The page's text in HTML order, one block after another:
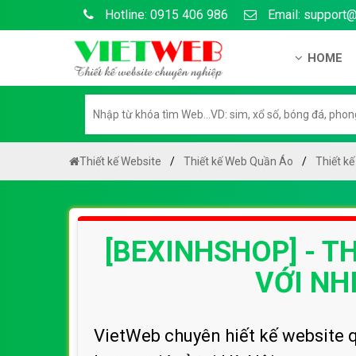
Hotline: 0915 406 986 Email:
HOME
Hướng
Chính
Chính
Liên hệ
Thiết kế Website Thiết kế Web Quần Áo Thiết
[BEXINHSHOP] -
VỚI
VietWeb chuyên hiết kế website